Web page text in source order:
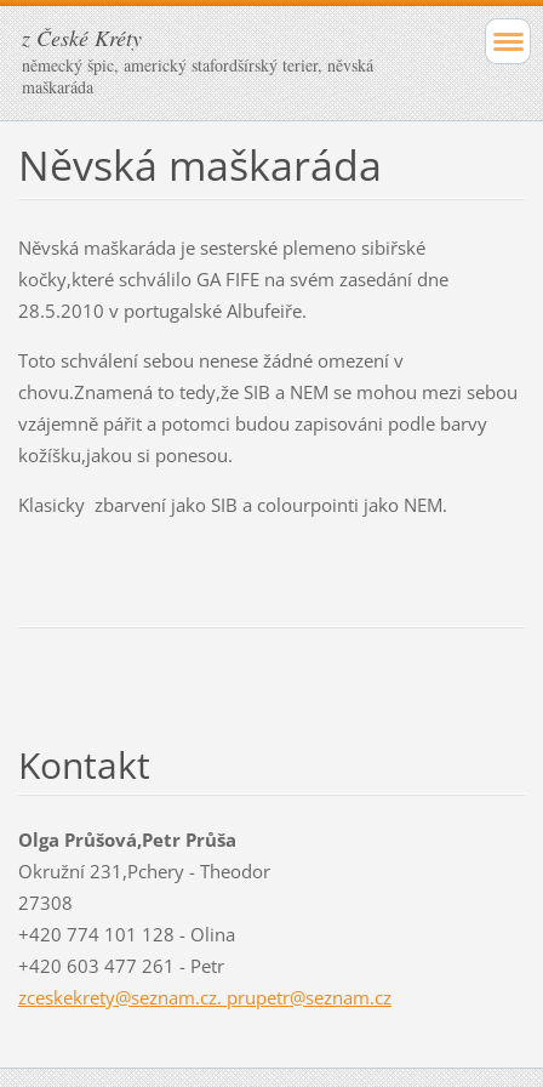
z České Kréty
německý špic, americký stafordšírský terier, něvská
maškaráda
Něvská maškaráda
Něvská maškaráda je sesterské plemeno sibiřské
kočky,které schválilo GA FIFE na svém zasedání dne
28.5.2010 v portugalské Albufeiře.
Toto schválení sebou nenese žádné omezení v
chovu.Znamená to tedy,že SIB a NEM se mohou mezi sebou
vzájemně pářit a potomci budou zapisováni podle barvy
kožíšku,jakou si ponesou.
Klasicky zbarvení jako SIB a colourpointi jako NEM.
Kontakt
Olga Průšová,Petr Průša
Okružní 231,Pchery - Theodor
27308
+420 774 101 128 - Olina
+420 603 477 261 - Petr
zceskekrety@seznam.cz. prupetr@seznam.cz